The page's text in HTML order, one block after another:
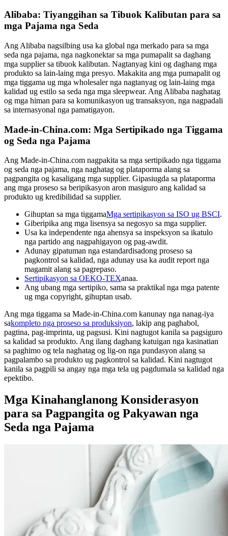
Alibaba: Tiyanggihan sa Tibuok Kalibutan para sa
mga Pajama nga Seda
Ang Alibaba nagsilbing usa ka global nga merkado para sa mga
seda nga pajama, nga nagkonektar sa mga pumapalit sa daghang
mga supplier sa tibuok kalibutan. Nagtanyag kini og daghang mga
produkto sa lain-laing mga presyo. Makakita ang mga pumapalit og
mga tiggama ug mga wholesaler nga nagtanyag og lain-laing mga
kalidad ug estilo sa seda nga mga sleepwear. Ang Alibaba naghatag
og mga himan para sa komunikasyon ug transaksyon, nga nagpadali
sa internasyonal nga pamatigayon.
Made-in-China.com: Mga Sertipikado nga Tiggama
og Seda nga Pajama
Ang Made-in-China.com nagpakita sa mga sertipikado nga tiggama
og seda nga pajama, nga naghatag og plataporma alang sa
pagpangita og kasaligang mga supplier. Gipasiugda sa plataporma
ang mga proseso sa beripikasyon aron masiguro ang kalidad sa
produkto ug kredibilidad sa supplier.
Gihuptan sa mga tiggamaMga sertipikasyon sa ISO ug BSCI.
Giberipika ang mga lisensya sa negosyo sa mga supplier.
Usa ka independente nga ahensya sa inspeksyon sa ikatulo
nga partido ang nagpahigayon og pag-awdit.
Adunay gipatuman nga estandardisadong proseso sa
pagkontrol sa kalidad, nga adunay usa ka audit report nga
magamit alang sa pagrepaso.
Sertipikasyon sa OEKO-TEXanaa.
Ang ubang mga sertipiko, sama sa praktikal nga mga patente
ug mga copyright, gihuptan usab.
Ang mga tiggama sa Made-in-China.com kanunay nga nanag-iya
sakompleto nga proseso sa produksiyon, lakip ang paghabol,
pagtina, pag-imprinta, ug pagsusi. Kini nagtugot kanila sa pagsiguro
sa kalidad sa produkto. Ang ilang daghang katuigan nga kasinatian
sa paghimo og tela naghatag og lig-on nga pundasyon alang sa
pagpalambo sa produkto ug pagkontrol sa kalidad. Kini nagtugot
kanila sa pagpili sa angay nga mga tela ug pagdumala sa kalidad nga
epektibo.
Mga Kinahanglanong Konsiderasyon
para sa Pagpangita og Pakyawan nga
Seda nga Pajama